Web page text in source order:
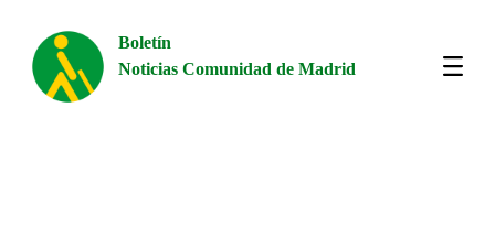
Boletín
Noticias Comunidad de Madrid